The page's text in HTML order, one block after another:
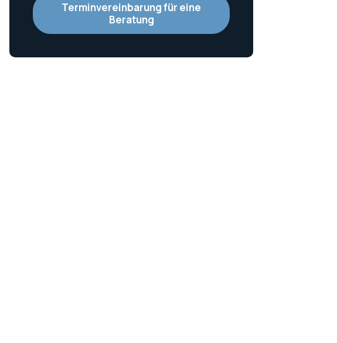
Terminvereinbarung für eine
Beratung